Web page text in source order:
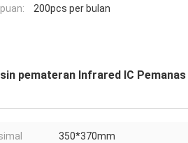
200pcs per bulan
pemateran Infrared IC Pemanas
350*370mm